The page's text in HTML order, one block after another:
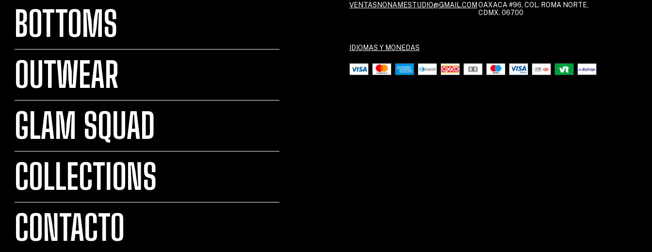
BOTTOMS
OUTWEAR
GLAM SQUAD
COLLECTIONS
CONTACTO
VENTASNONAMESTUDIO@GMAIL.COM OAXACA #96, COL. ROMA NORTE,
CDMX. 06700
IDIOMAS Y MONEDAS